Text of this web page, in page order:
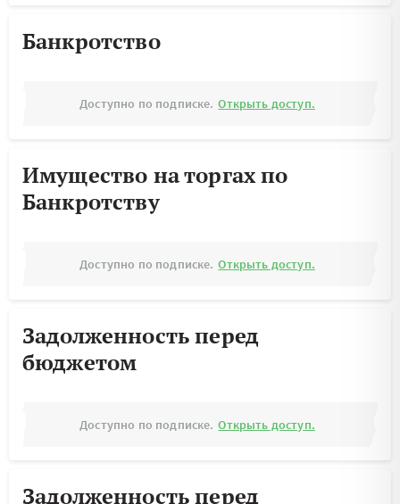
Банкротство
Доступно по подписке. Открыть доступ.
Имущество на торгах по
Банкротству
Доступно по подписке. Открыть доступ.
Задолженность перед
бюджетом
Доступно по подписке. Открыть доступ.
Задолженность перед